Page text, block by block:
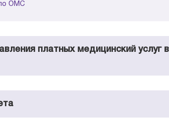
по ОМС
платных медицинский услуг